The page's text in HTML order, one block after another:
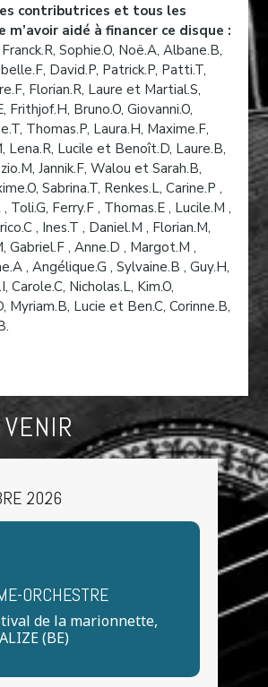
contributrices et tous les
aidé à financer ce disque :
Sophie.O, Noë.A, Albane.B,
David.P, Patrick.P, Patti.T,
Florian.R, Laure et Martial.S,
Frithjof.H, Bruno.O, Giovanni.O,
Thomas.P, Laura.H, Maxime.F,
Lena.R, Lucile et Benoît.D, Laure.B,
Jannik.F, Walou et Sarah.B,
Sabrina.T, Renkes.L, Carine.P ,
Toli.G, Ferry.F , Thomas.E , Lucile.M ,
, Ines.T , Daniel.M , Florian.M,
Gabriel.F , Anne.D , Margot.M ,
, Angélique.G , Sylvaine.B , Guy.H,
Carole.C, Nicholas.L, Kim.O,
Myriam.B, Lucie et Ben.C, Corinne.B,
2026
ORCHESTRE
de la marionnette,
(BE)